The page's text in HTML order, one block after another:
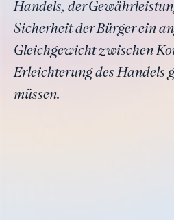
Handels, der
Sicherheit der Bürger ein
Gleichgewicht zwischen
Erleichterung des Handels
müssen.